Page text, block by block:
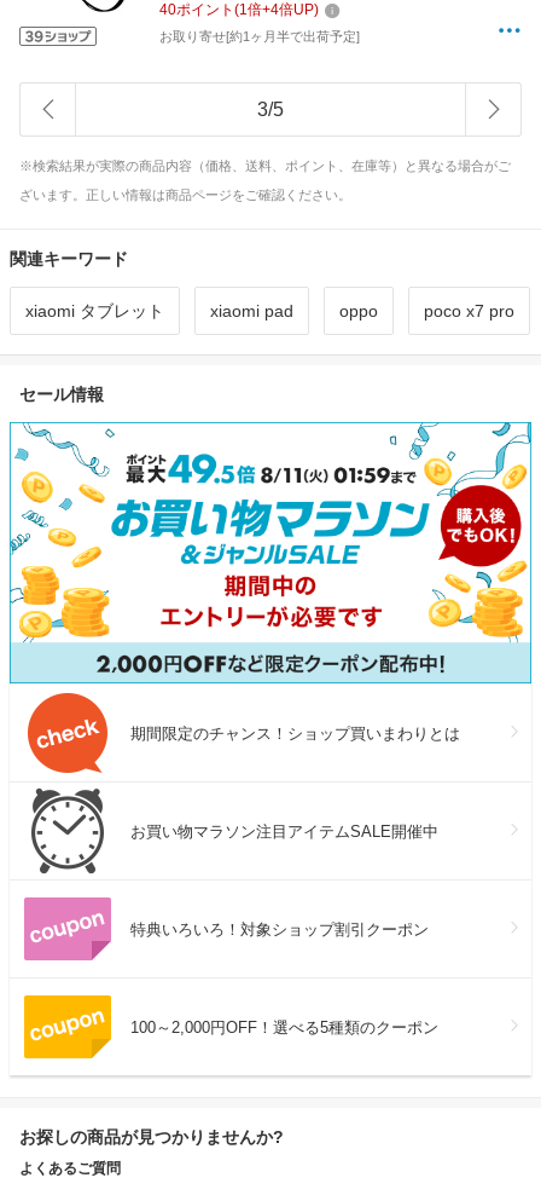
40ポイント (1倍+4倍UP)
お取り寄せ[約1ヶ月半で出荷予定]
3/5
※検索結果が実際の商品内容（価格、送料、ポイント、在庫等）と異なる場合がご
ざいます。正しい情報は商品ページをご確認ください。
関連キーワード
xiaomi タブレット xiaomi pad oppo poco x7 pro
セール情報
期間限定のチャンス！ショップ買いまわりとは
お買い物マラソン注目アイテムSALE開催中
特典いろいろ！対象ショップ割引クーポン
100～2,000円OFF！選べる5種類のクーポン
お探しの商品が見つかりませんか?
よくあるご質問